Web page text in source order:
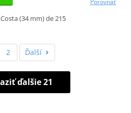
(34 mm) de 215
2 Ďalší
ďalšie 21